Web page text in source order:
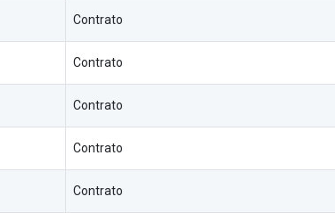
Contrato
Contrato
Contrato
Contrato
Contrato